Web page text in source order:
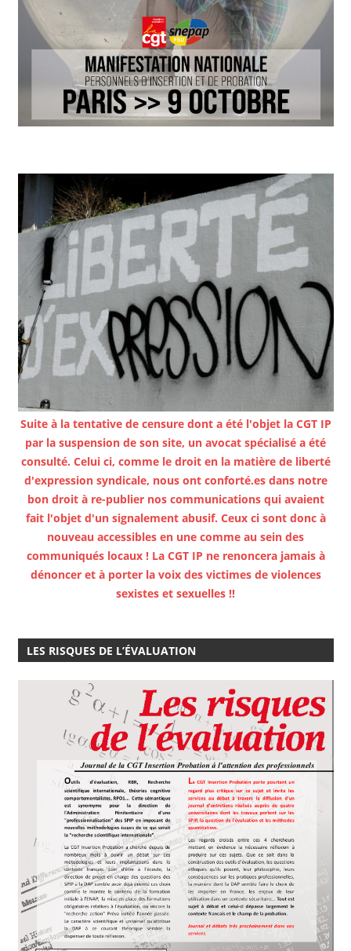
Suite à la tentative de censure dont a été l'objet la CGT IP
par la suspension de son site, un avocat spécialisé a été
consulté. Celui ci, comme le droit en la matière de liberté
d'expression syndicale, nous ont conforté.es dans notre
bon droit à re-publier nos communications qui avaient
fait l'objet d'un signalement abusif. Ceux ci sont donc à
nouveau accessibles en une comme au sein des
communiqués locaux ! La CGT IP ne renoncera jamais à
dénoncer et à porter la voix des victimes de violences
sexistes et sexuelles !!
LES RISQUES DE L’ÉVALUATION